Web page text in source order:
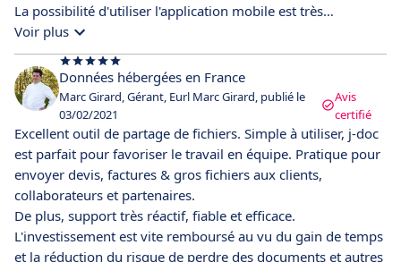
La possibilité d'utiliser l'application mobile est très
intéressante. Nous sommes satisfaits.
Voir plus
Données hébergées en France
Marc Girard, Gérant, Eurl Marc Girard, publié le
03/02/2021
Avis
certifié
Excellent outil de partage de fichiers. Simple à utiliser, j-doc
est parfait pour favoriser le travail en équipe. Pratique pour
envoyer devis, factures & gros fichiers aux clients,
collaborateurs et partenaires.
De plus, support très réactif, fiable et efficace.
L'investissement est vite remboursé au vu du gain de temps
et la réduction du risque de perdre des documents et autres